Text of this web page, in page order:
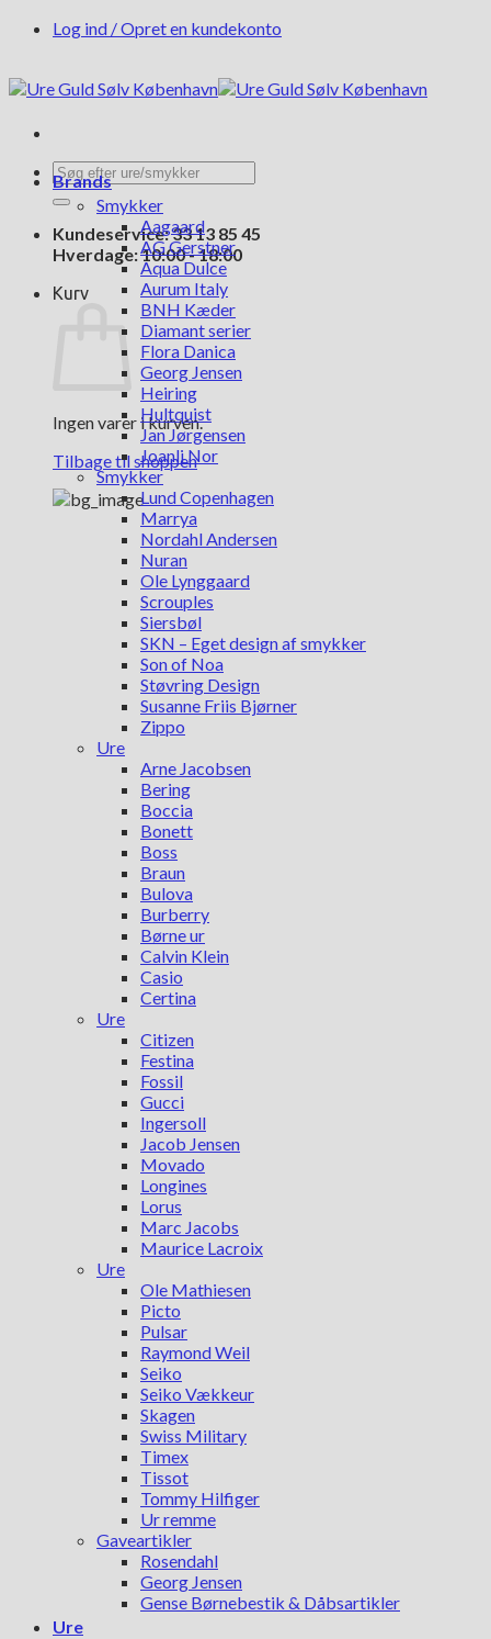
FortsætLog ind / Opret en kundekonto
Søg
efter:
Kundeservice: 33 13 85 45
Hverdage: 10:00 - 18:00
Kurv
Ingen varer i kurven.
Tilbage til shoppen
Brands
Smykker
Aagaard
AG Gerstner
Aqua Dulce
Aurum Italy
BNH Kæder
Diamant serier
Flora Danica
Georg Jensen
Heiring
Hultquist
Jan Jørgensen
Joanli Nor
Smykker
Lund Copenhagen
Marrya
Nordahl Andersen
Nuran
Ole Lynggaard
Scrouples
Siersbøl
SKN – Eget design af smykker
Son of Noa
Støvring Design
Susanne Friis Bjørner
Zippo
Ure
Arne Jacobsen
Bering
Boccia
Bonett
Boss
Braun
Bulova
Burberry
Børne ur
Calvin Klein
Casio
Certina
Ure
Citizen
Festina
Fossil
Gucci
Ingersoll
Jacob Jensen
Movado
Longines
Lorus
Marc Jacobs
Maurice Lacroix
Ure
Ole Mathiesen
Picto
Pulsar
Raymond Weil
Seiko
Seiko Vækkeur
Skagen
Swiss Military
Timex
Tissot
Tommy Hilfiger
Ur remme
Gaveartikler
Rosendahl
Georg Jensen
Gense Børnebestik & Dåbsartikler
Ure